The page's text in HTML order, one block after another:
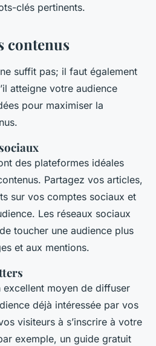
clés pertinents.
contenus
suffit pas; il faut également
atteigne votre audience
pour maximiser la
des plateformes idéales
Partagez vos articles,
sur vos comptes sociaux et
Les réseaux sociaux
toucher une audience plus
et aux mentions.
excellent moyen de diffuser
déjà intéressée par vos
visiteurs à s’inscrire à votre
exemple, un guide gratuit